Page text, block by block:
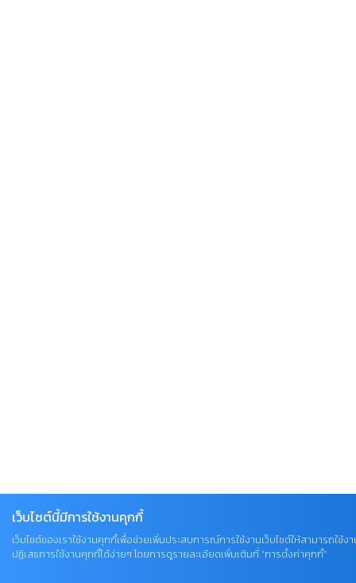
เว็บไซต์นี้มีการใช้งานคุกกี้
เว็บไซต์ของเราใช้งานคุกกี้เพื่อช่วยเพิ่มประสบการณ์การใช้งานเว็บไซต์ให้สามารถใ
ปฏิเสธการใช้งานคุกกี้ได้ง่ายๆ โดยการดูรายละเอียดเพิ่มเติมที่ “การตั้งค่าคุกกี้”